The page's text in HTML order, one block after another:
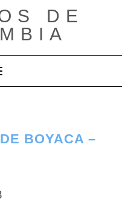
DE
modo de navegación
BOYACA –